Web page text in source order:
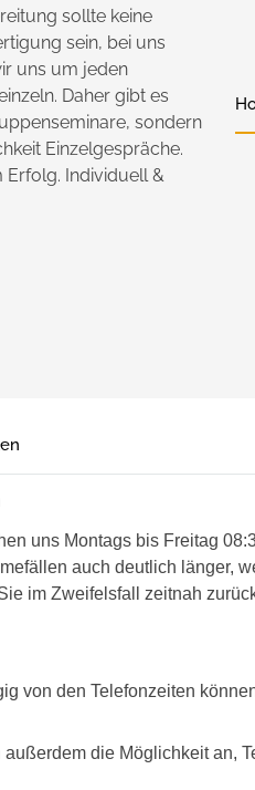
sollte keine
sein, bei uns
uns um jeden
Daher gibt es
sondern
Einzelgespräche.
Erfolg. Individuell &
uns Montags bis Freitag
auch deutlich länger,
im Zweifelsfall zeitnah
von den Telefonzeiten
außerdem die Möglichkeit an,